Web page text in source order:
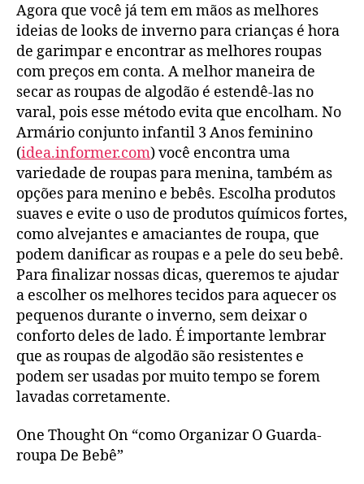
Agora que você já tem em mãos as melhores
ideias de looks de inverno para crianças é hora
de garimpar e encontrar as melhores roupas
com preços em conta. A melhor maneira de
secar as roupas de algodão é estendê-las no
varal, pois esse método evita que encolham. No
Armário conjunto infantil 3 Anos feminino
(idea.informer.com) você encontra uma
variedade de roupas para menina, também as
opções para menino e bebês. Escolha produtos
suaves e evite o uso de produtos químicos fortes,
como alvejantes e amaciantes de roupa, que
podem danificar as roupas e a pele do seu bebê.
Para finalizar nossas dicas, queremos te ajudar
a escolher os melhores tecidos para aquecer os
pequenos durante o inverno, sem deixar o
conforto deles de lado. É importante lembrar
que as roupas de algodão são resistentes e
podem ser usadas por muito tempo se forem
lavadas corretamente.
One Thought On “como Organizar O Guarda-
roupa De Bebê”